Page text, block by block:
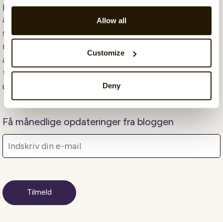
Allow all
Customize
Deny
pædagogik, e-handel og digital markedsføring. Efter
at have studeret forretnings udvikling har hun de
sidste år arbejdet med at lave indhold og digital
markedsføring i B2B SaaS virksomheder. Anni prøver
at holde sig opdateret på de nyeste trends og
teknologier for at hjælpe virksomheder med at
udvikle og nå deres mål.
Få månedlige opdateringer fra bloggen